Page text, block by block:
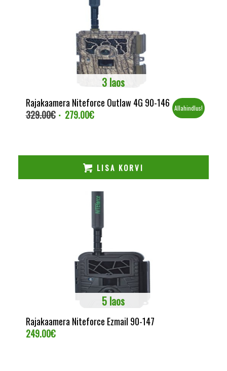
3 laos
Rajakaamera Niteforce Outlaw 4G 90-146
329.00€ Algne279.00€Current
Allahindlus!
LISA KORVI
5 laos
Rajakaamera Niteforce Ezmail 90-147
249.00€